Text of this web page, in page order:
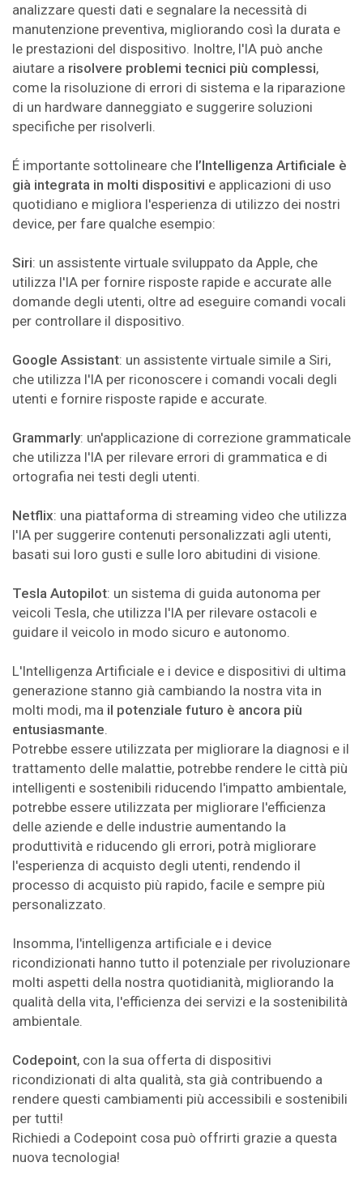
analizzare questi dati e segnalare la necessità di
manutenzione preventiva, migliorando così la durata e
le prestazioni del dispositivo. Inoltre, l'IA può anche
aiutare a risolvere problemi tecnici più complessi,
come la risoluzione di errori di sistema e la riparazione
di un hardware danneggiato e suggerire soluzioni
specifiche per risolverli.
É importante sottolineare che l’Intelligenza Artificiale è
già integrata in molti dispositivi e applicazioni di uso
quotidiano e migliora l'esperienza di utilizzo dei nostri
device, per fare qualche esempio:
Siri: un assistente virtuale sviluppato da Apple, che
utilizza l'IA per fornire risposte rapide e accurate alle
domande degli utenti, oltre ad eseguire comandi vocali
per controllare il dispositivo.
Google Assistant: un assistente virtuale simile a Siri,
che utilizza l'IA per riconoscere i comandi vocali degli
utenti e fornire risposte rapide e accurate.
Grammarly: un'applicazione di correzione grammaticale
che utilizza l'IA per rilevare errori di grammatica e di
ortografia nei testi degli utenti.
Netflix: una piattaforma di streaming video che utilizza
l'IA per suggerire contenuti personalizzati agli utenti,
basati sui loro gusti e sulle loro abitudini di visione.
Tesla Autopilot: un sistema di guida autonoma per
veicoli Tesla, che utilizza l'IA per rilevare ostacoli e
guidare il veicolo in modo sicuro e autonomo.
L'Intelligenza Artificiale e i device e dispositivi di ultima
generazione stanno già cambiando la nostra vita in
molti modi, ma il potenziale futuro è ancora più
entusiasmante.
Potrebbe essere utilizzata per migliorare la diagnosi e il
trattamento delle malattie, potrebbe rendere le città più
intelligenti e sostenibili riducendo l'impatto ambientale,
potrebbe essere utilizzata per migliorare l'efficienza
delle aziende e delle industrie aumentando la
produttività e riducendo gli errori, potrà migliorare
l'esperienza di acquisto degli utenti, rendendo il
processo di acquisto più rapido, facile e sempre più
personalizzato.
Insomma, l'intelligenza artificiale e i device
ricondizionati hanno tutto il potenziale per rivoluzionare
molti aspetti della nostra quotidianità, migliorando la
qualità della vita, l'efficienza dei servizi e la sostenibilità
ambientale.
Codepoint, con la sua offerta di dispositivi
ricondizionati di alta qualità, sta già contribuendo a
rendere questi cambiamenti più accessibili e sostenibili
per tutti!
Richiedi a Codepoint cosa può offrirti grazie a questa
nuova tecnologia!